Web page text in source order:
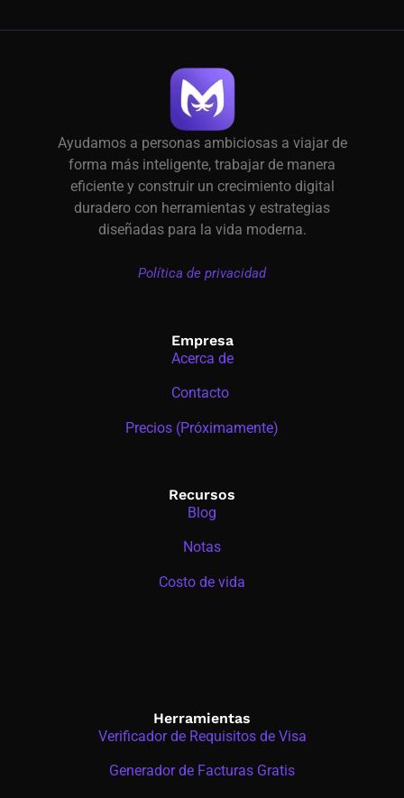
Ayudamos a personas ambiciosas a viajar de
forma más inteligente, trabajar de manera
eficiente y construir un crecimiento digital
duradero con herramientas y estrategias
diseñadas para la vida moderna.
Política de privacidad
Empresa
Acerca de
Contacto
Precios (Próximamente)
Recursos
Blog
Notas
Costo de vida
Herramientas
Verificador de Requisitos de Visa
Generador de Facturas Gratis